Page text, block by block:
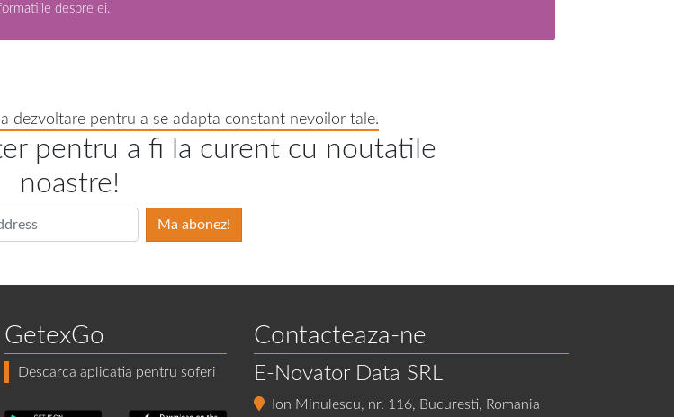
despre ei.
dezvoltare pentru a se adapta constant nevoilor tale.
pentru a fi la curent cu noutatile
noastre!
GetexGo
Descarca aplicatia pentru soferi
Contacteaza-ne
E-Novator Data SRL
Ion Minulescu, nr. 116, Bucuresti, Romania